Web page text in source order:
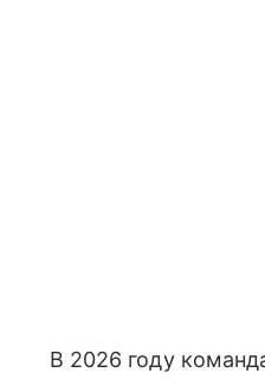
В 2026 году